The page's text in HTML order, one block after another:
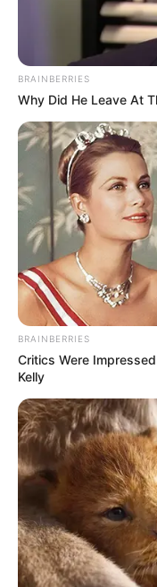
BRAINBERRIES
Why Did He Leave At
BRAINBERRIES
Critics Were
Kelly